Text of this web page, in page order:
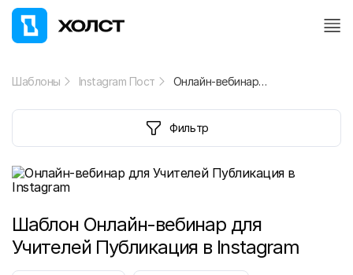
Шаблоны Instagram Пост Онлайн-вебинар для Учителей Публикация в Instagram
Фильтр
Шаблон Онлайн-вебинар для
Учителей Публикация в Instagram